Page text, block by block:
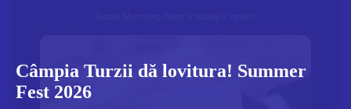
Câmpia Turzii dă lovitura! Summer
Fest 2026